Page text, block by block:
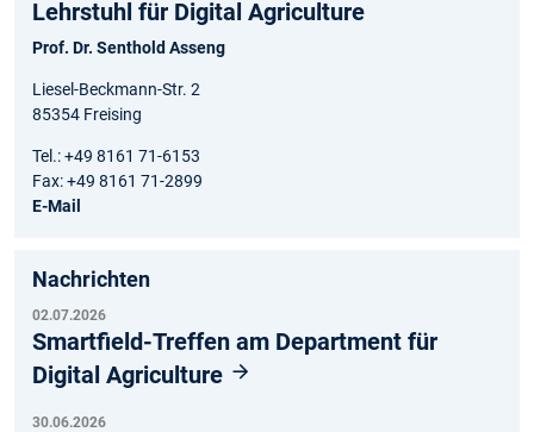
Lehrstuhl für Digital Agriculture
Prof. Dr. Senthold Asseng
Liesel-Beckmann-Str. 2
85354 Freising
Tel.: +49 8161 71-6153
Fax: +49 8161 71-2899
E-Mail
Nachrichten
02.07.2026
Smartfield-Treffen am Department für
Digital Agriculture
30.06.2026